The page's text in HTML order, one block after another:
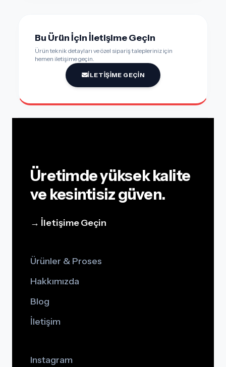
Bu Ürün İçin İletişime Geçin
Ürün teknik detayları ve özel sipariş talepleriniz için
hemen iletişime geçin.
İLETIŞIME GEÇIN
Üretimde yüksek kalite
ve kesintisiz güven.
→ İletişime Geçin
Ürünler & Proses
Hakkımızda
Blog
İletişim
Instagram